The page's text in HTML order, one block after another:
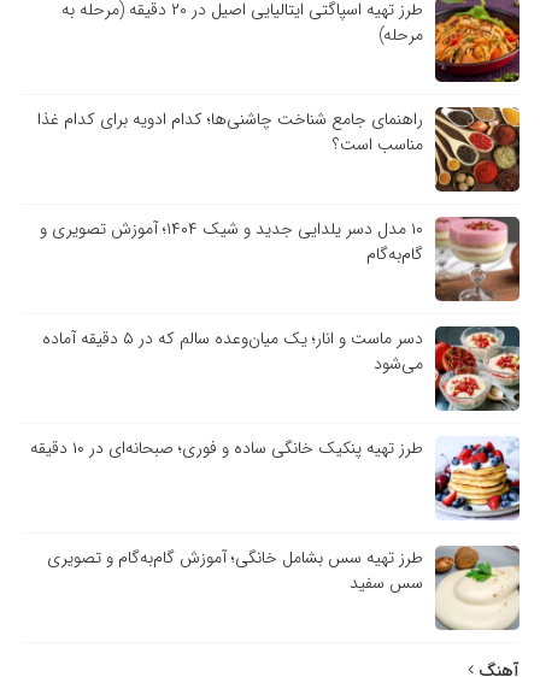
طرز تهیه اسپاگتی ایتالیایی اصیل در ۲۰ دقیقه (مرحله به
مرحله)
راهنمای جامع شناخت چاشنی‌ها؛ کدام ادویه برای کدام غذا
مناسب است؟
۱۰ مدل دسر یلدایی جدید و شیک ۱۴۰۴؛ آموزش تصویری و
گام‌به‌گام
دسر ماست و انار؛ یک میان‌وعده سالم که در ۵ دقیقه آماده
می‌شود
طرز تهیه پنکیک خانگی ساده و فوری؛ صبحانه‌ای در ۱۰ دقیقه
طرز تهیه سس بشامل خانگی؛ آموزش گام‌به‌گام و تصویری
سس سفید
آهنگ